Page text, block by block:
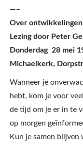
—–
Over ontwikkelingen
Lezing door Peter
Donderdag 28 mei
Michaelkerk,
Wanneer je
hebt, kom je voor
de tijd om je er in te
op morgen
Kun je samen